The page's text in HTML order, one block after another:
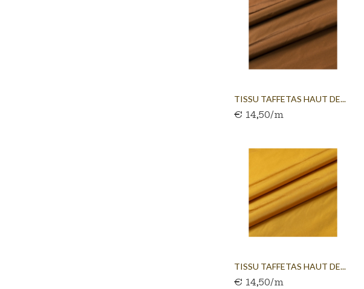
TISSU TAFFETAS HAUT DE...
€ 14,50/m
TISSU TAFFETAS HAUT DE...
€ 14,50/m